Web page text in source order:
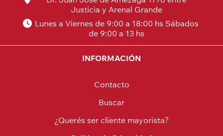
Justicia y Arenal Grande
Lunes a Viernes de 9:00 a 18:00 hs Sábados
de 9:00 a 13 hs
INFORMACIÓN
Contacto
Buscar
¿Querés ser cliente mayorista?